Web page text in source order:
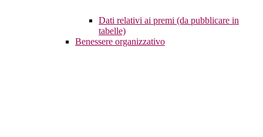
Dati relativi ai premi (da pubblicare in
tabelle)
Benessere organizzativo